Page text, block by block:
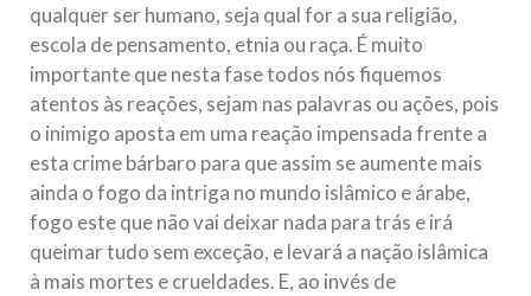
qualquer ser humano, seja qual for a sua religião,
escola de pensamento, etnia ou raça. É muito
importante que nesta fase todos nós fiquemos
atentos às reações, sejam nas palavras ou ações, pois
o inimigo aposta em uma reação impensada frente a
esta crime bárbaro para que assim se aumente mais
ainda o fogo da intriga no mundo islâmico e árabe,
fogo este que não vai deixar nada para trás e irá
queimar tudo sem exceção, e levará a nação islâmica
à mais mortes e crueldades. E, ao invés de